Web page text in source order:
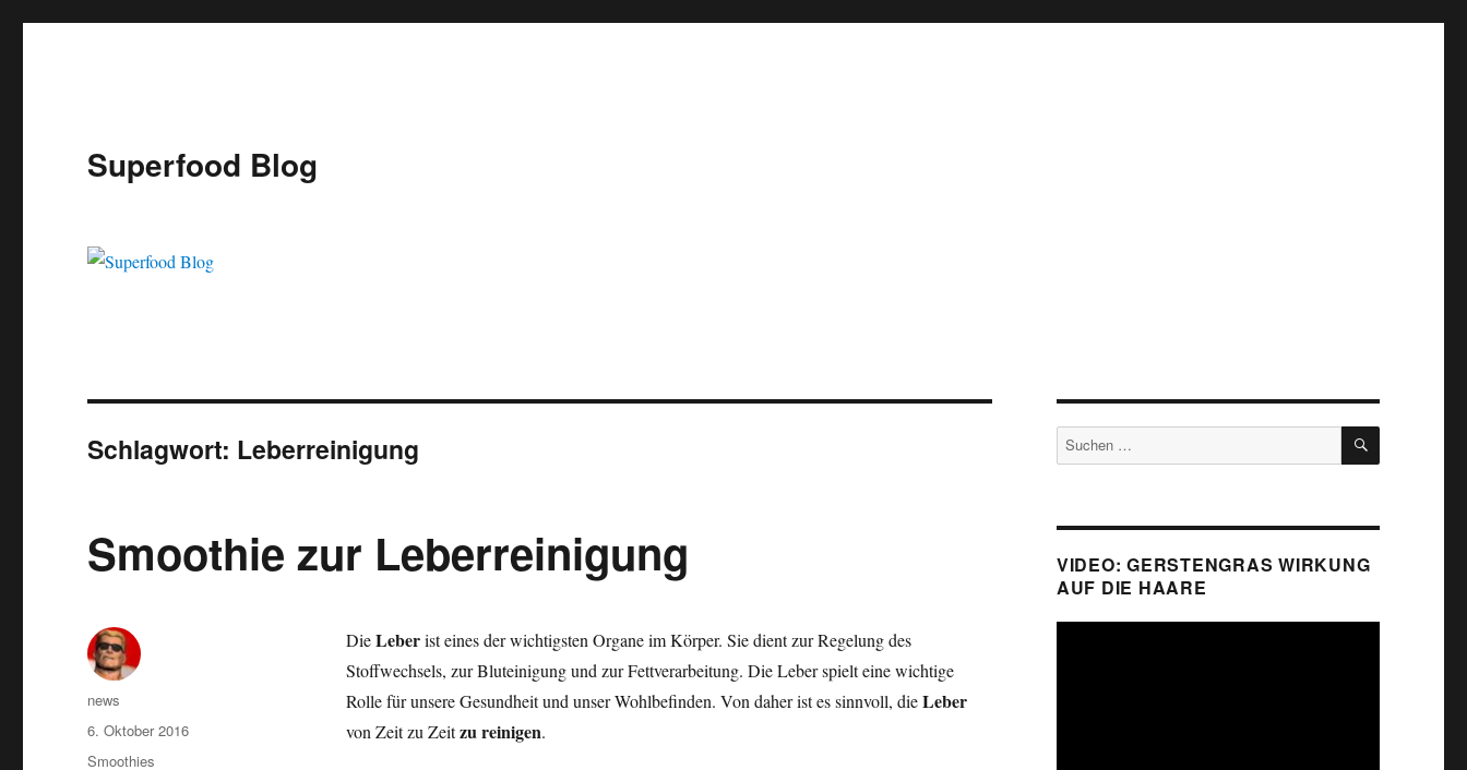
Superfood Blog
Schlagwort: Leberreinigung
Smoothie zur Leberreinigung
DieLeberist eines der wichtigsten Organe im Körper. Sie dient zur Regelung des
Stoffwechsels, zur Bluteinigung und zur Fettverarbeitung. Die Leber spielt eine wichtige
Rolle für unsere Gesundheit und unser Wohlbefinden. Von daher ist es sinnvoll, dieLeber
von Zeit zu Zeitzu reinigen.
Autor
news
Veröffentlicht
am
6. Oktober 2016
Kategorien
Smoothies
Suche
nach:
SUCHEN
VIDEO: GERSTENGRAS WIRKUNG
AUF DIE HAARE